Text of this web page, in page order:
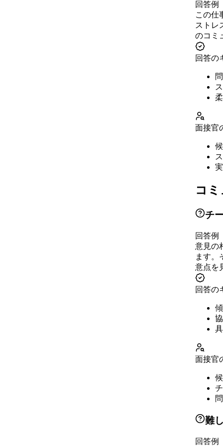
回答例
この仕
ストレ
のコミ
回答の
面接官
コ
チ
回答例
意見の
ます。
意点を
回答の
面接官
難
回答例